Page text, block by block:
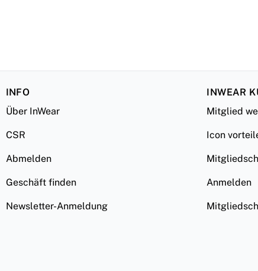
INFO
Über InWear
CSR
Abmelden
Geschäft finden
Newsletter-Anmeldung
INWEAR
Mitglied
Icon
Anmelden